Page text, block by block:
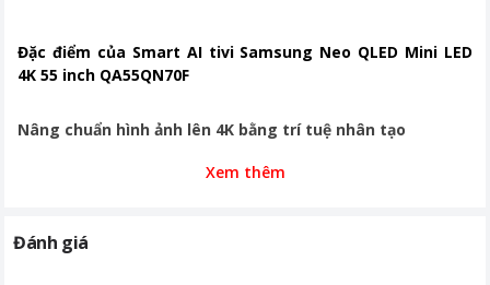
Kích thước không chân1232.9 x 709.2 x 25.7 mm
Công nghệ hình ảnh
-Độ phân giải: 4K (3,840 ×2,160) với 8
Bộ xử lý AI NQ4 2.0: Nâng cấp hình
Đặc điểm của Smart AI tivi Samsung Neo QLED Mini LED
4K 55 inch QA55QN70F
Nâng chuẩn hình ảnh lên 4K bằng trí tuệ nhân tạo
trang bị bộ xử lý sử dụng trí tuệ nhân tạo để nâng cấp nội
Xem thêm
Đánh giá